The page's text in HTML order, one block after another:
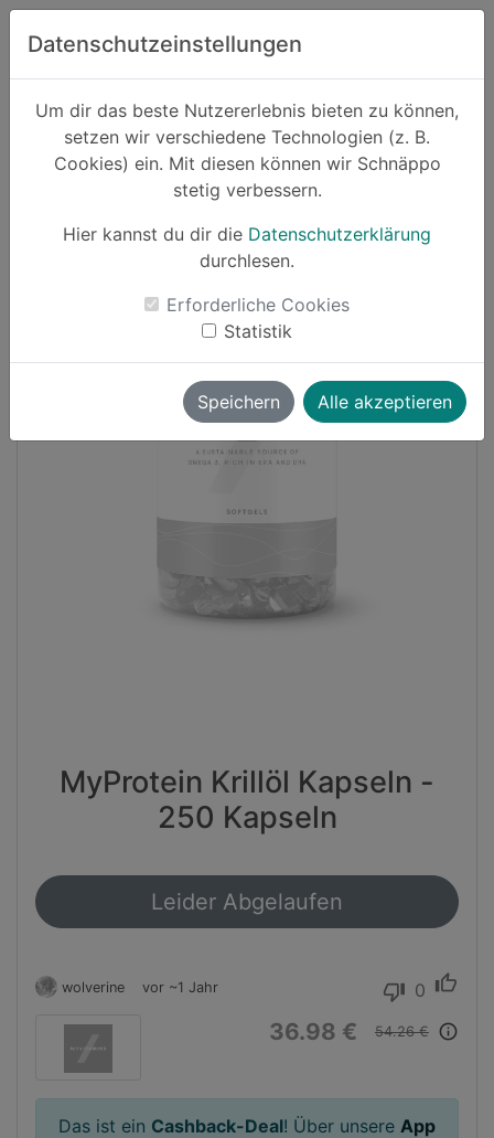
Zum Hauptinhalt springen
Datenschutzeinstellungen
Um dir das beste Nutzererlebnis bieten zu können,
setzen wir verschiedene Technologien (z. B.
Cookies) ein. Mit diesen können wir Schnäppo
stetig verbessern.
Hier kannst du dir die Datenschutzerklärung
durchlesen.
Erforderliche Cookies
Statistik
Speichern Alle akzeptieren
Suchen
Schnäppchen Lebensmittel und Getränke
Cashback
MyProtein Krillöl Kapseln -
250 Kapseln
Leider Abgelaufen
wolverine vor ~1 Jahr thumb_down 0 thumb_up
36.98 € 54.26 € info_outline
Das ist ein Cashback-Deal! Über unsere App